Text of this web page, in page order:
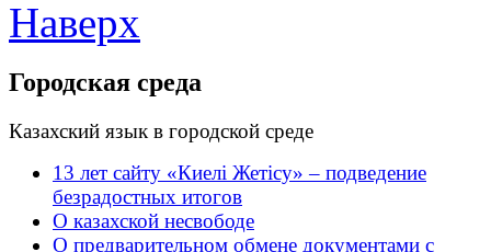
Наверх
Городская среда
Казахский язык в городской среде
13 лет сайту «Киелі Жетісу» – подведение
безрадостных итогов
О казахской несвободе
О предварительном обмене документами с